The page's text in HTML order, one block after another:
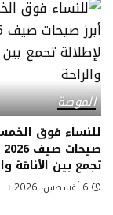
الموضة
للنساء فوق
تجمع بين الأناقة
6 أغسطس، 2026